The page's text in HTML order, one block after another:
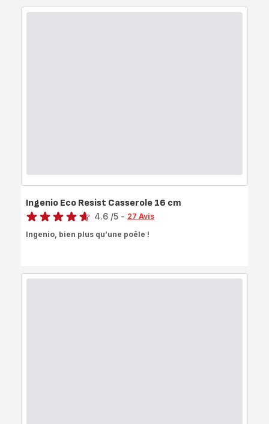
Ingenio Eco Resist Casserole 16 cm
Note
4.6 /5 - 27 Avis
Ingenio, bien plus qu’une poêle !